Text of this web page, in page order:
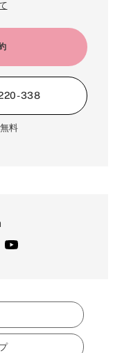
338
料